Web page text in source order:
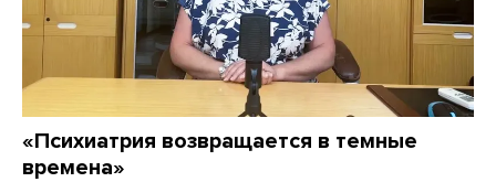
«Психиатрия возвращается в темные
времена»